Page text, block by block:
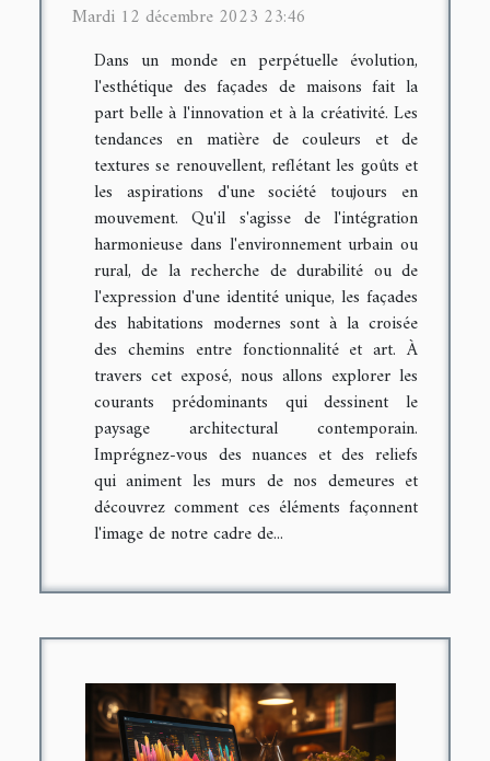
Mardi 12 décembre 2023 23:46
Dans un monde en perpétuelle évolution,
l'esthétique des façades de maisons fait la
part belle à l'innovation et à la créativité. Les
tendances en matière de couleurs et de
textures se renouvellent, reflétant les goûts et
les aspirations d'une société toujours en
mouvement. Qu'il s'agisse de l'intégration
harmonieuse dans l'environnement urbain ou
rural, de la recherche de durabilité ou de
l'expression d'une identité unique, les façades
des habitations modernes sont à la croisée
des chemins entre fonctionnalité et art. À
travers cet exposé, nous allons explorer les
courants prédominants qui dessinent le
paysage architectural contemporain.
Imprégnez-vous des nuances et des reliefs
qui animent les murs de nos demeures et
découvrez comment ces éléments façonnent
l'image de notre cadre de...